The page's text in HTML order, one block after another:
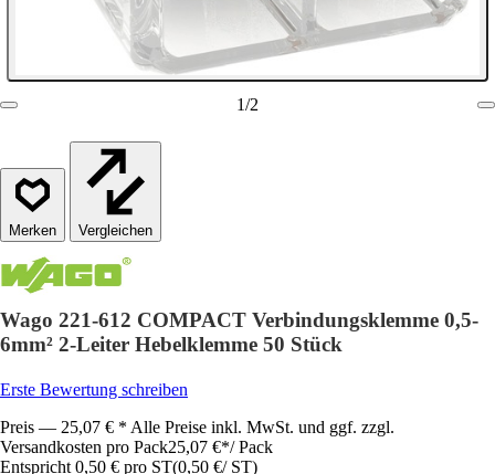
1/2
Vergleichen
Wago 221-612 COMPACT Verbindungsklemme 0,5-
6mm² 2-Leiter Hebelklemme 50 Stück
Erste Bewertung schreiben
Preis — 25,07 € * Alle Preise inkl. MwSt. und ggf. zzgl.
Versandkosten pro Pack25,07 €*/ Pack
Entspricht 0,50 € pro ST(0,50 €/ ST)